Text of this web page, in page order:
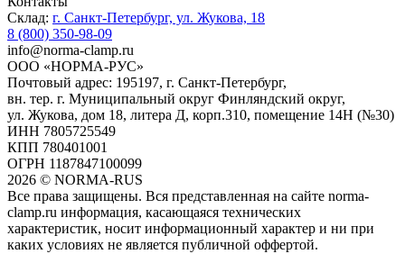
Склад: г. Санкт-Петербург, ул. Жукова, 18
8 (800) 350-98-09
info@norma-clamp.ru
ООО «НОРМА-РУС»
Почтовый адрес: 195197, г. Санкт-Петербург,
вн. тер. г. Муниципальный округ Финляндский округ,
ул. Жукова, дом 18, литера Д, корп.310, помещение 14Н (№30)
ИНН 7805725549
КПП 780401001
ОГРН 1187847100099
2026 © NORMA-RUS
Все права защищены. Вся представленная на сайте norma-
clamp.ru информация, касающаяся технических
характеристик, носит информационный характер и ни при
каких условиях не является публичной оффертой.‍